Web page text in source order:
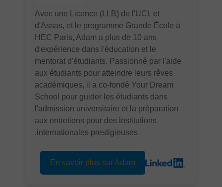
Avec une Licence (LLB) de l'UCL et
d'Assas, et le programme Grande École à
HEC Paris, Adam a plus de 10 ans
d'expérience dans l'éducation et le
mentorat d'étudiants. Passionné par l'aide
aux étudiants pour atteindre leurs rêves
académiques, il a co-fondé Your Dream
School pour guider les étudiants dans
l'admission universitaire et la préparation
aux entretiens pour des institutions
internationales prestigieuses.
En savoir plus sur Adam